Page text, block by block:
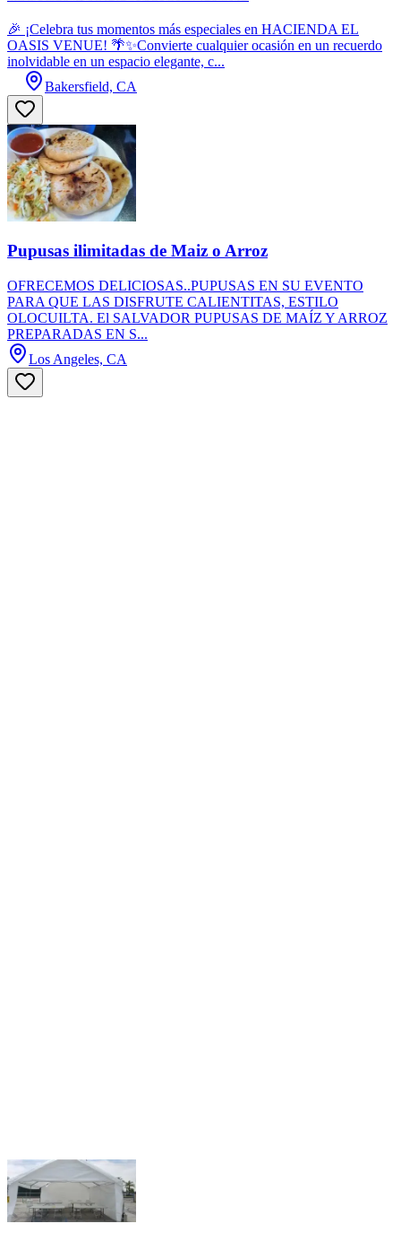
🎉 ¡Celebra tus momentos más especiales en HACIENDA EL
OASIS VENUE! 🌴✨Convierte cualquier ocasión en un recuerdo
inolvidable en un espacio elegante, c...
Bakersfield, CA
Pupusas ilimitadas de Maiz o Arroz
OFRECEMOS DELICIOSAS..PUPUSAS EN SU EVENTO
PARA QUE LAS DISFRUTE CALIENTITAS, ESTILO
OLOCUILTA. El SALVADOR PUPUSAS DE MAÍZ Y ARROZ
PREPARADAS EN S...
Los Angeles, CA